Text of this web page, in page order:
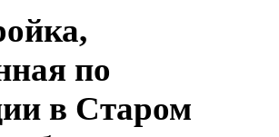
по
в Старом